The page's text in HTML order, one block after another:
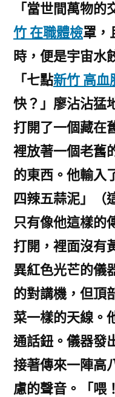
「當世間萬物
竹 在職體檢罩，
時，便是宇宙水
「七點新竹 高血
快？」廖沾沾猛
打開了一個藏在
裡放著一個老舊
的東西。他輸入
四辣五蒜泥」（
只有像他這樣的
打開，裡面沒有
異紅色光芒的儀
的對講機，但頂
菜一樣的天線。
通話鈕。儀器發
接著傳來一陣高
慮的聲音。「喂